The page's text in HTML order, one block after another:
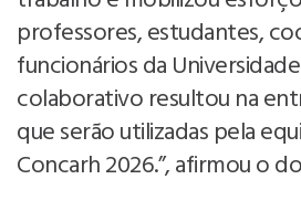
professores, estudantes,
funcionários da
colaborativo resultou na
que serão utilizadas pela
Concarh 2026.”, afirmou o